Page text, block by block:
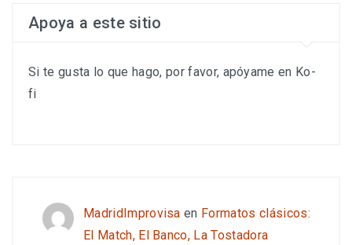
Apoya a este sitio
Si te gusta lo que hago, por favor, apóyame en Ko-
fi
MadridImprovisa en Formatos clásicos:
El Match, El Banco, La Tostadora